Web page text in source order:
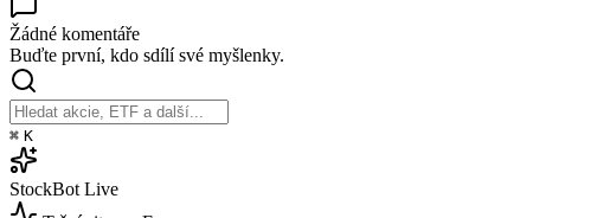
Žádné komentáře
Buďte první, kdo sdílí své myšlenky.
⌘ K
StockBot Live